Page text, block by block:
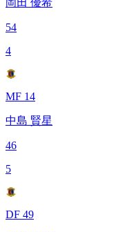
岡田 優希
54
4
MF 14
中島 賢星
46
5
DF 49